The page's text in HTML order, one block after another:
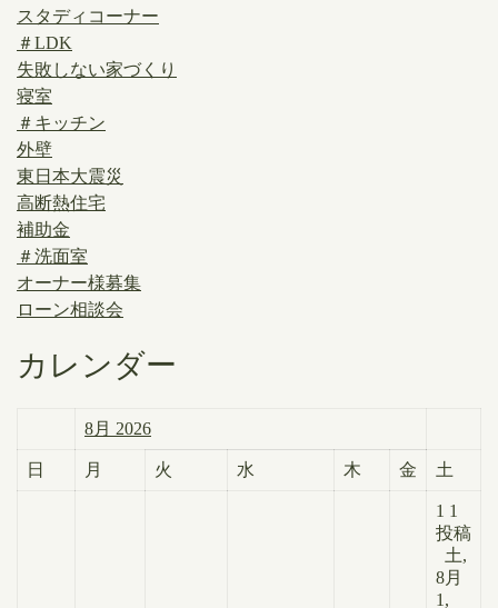
スタディコーナー
＃LDK
失敗しない家づくり
寝室
＃キッチン
外壁
東日本大震災
高断熱住宅
補助金
＃洗面室
オーナー様募集
ローン相談会
カレンダー
8月 2026
日 月 火 水 木 金 土
1 1
投稿
土,
8月
1,